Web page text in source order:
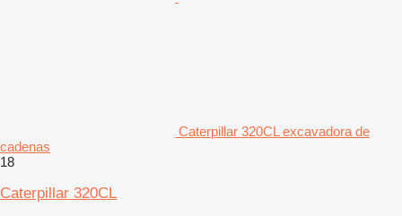
Caterpillar 320CL excavadora de
cadenas
18
Caterpillar 320CL